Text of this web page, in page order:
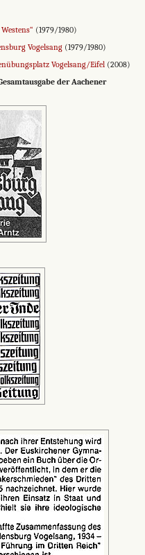
(1979/1980)
Vogelsang (1979/1980)
Vogelsang/Eifel (2008)
der Aachener